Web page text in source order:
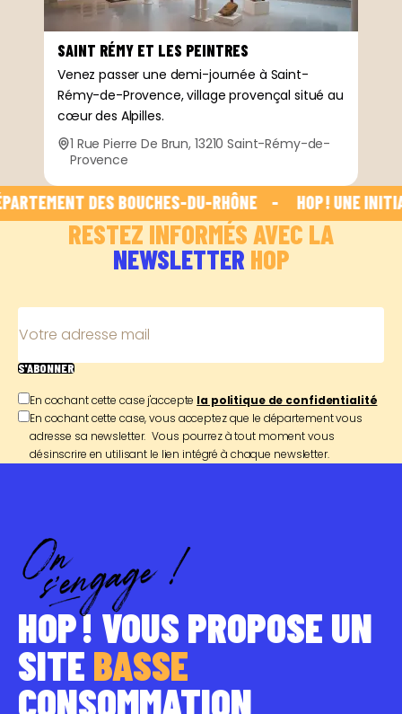
SAINT RÉMY ET LES PEINTRES
Venez passer une demi-journée à Saint-
Rémy-de-Provence, village provençal situé au
cœur des Alpilles.
1 Rue Pierre De Brun, 13210 Saint-Rémy-de-
Provence
DES BOUCHES-DU-RHÔNE    - HOP ! UNE
RESTEZ INFORMÉS AVEC LA
NEWSLETTER HOP
Votre adresse mail
S'ABONNER
En cochant cette case j'accepte la politique de confidentialité
En cochant cette case, vous acceptez que le département vous
adresse sa newsletter. Vous pourrez à tout moment vous
désinscrire en utilisant le lien intégré à chaque newsletter.
HOP ! VOUS PROPOSE UN
SITE BASSE
CONSOMMATION